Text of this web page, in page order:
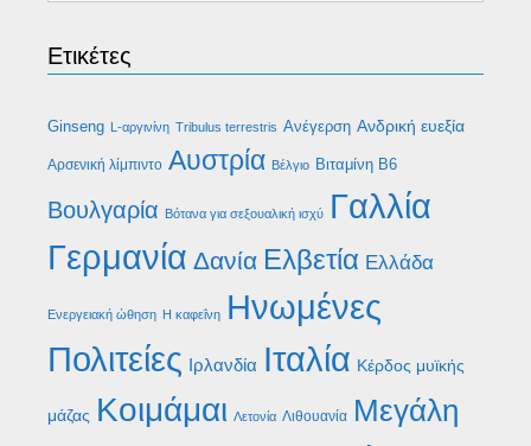
Ετικέτες
Ginseng L-αργινίνη Tribulus terrestris Ανέγερση Ανδρική ευεξία
Αρσενική λίμπιντο Αυστρία Βέλγιο Βιταμίνη B6
Βουλγαρία Βότανα για σεξουαλική ισχύ Γαλλία
Γερμανία Δανία Ελβετία Ελλάδα
Ενεργειακή ώθηση Η καφεΐνη Ηνωμένες
Πολιτείες Ιρλανδία Ιταλία Κέρδος μυϊκής
μάζας Κοιμάμαι Λετονία Λιθουανία Μεγάλη